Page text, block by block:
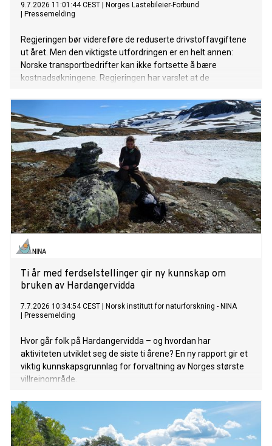
9.7.2026 11:01:44 CEST
Norges Lastebileier-Forbund
Pressemelding
Regjeringen bør videreføre de reduserte drivstoffavgiftene
ut året. Men den viktigste utfordringen er en helt annen:
Norske transportbedrifter kan ikke fortsette å bære
kostnadsøkningene. Regjeringen har varslet at de
1. september. NLF mener det er feil tidspunkt. I Sverige har
de avgiftsreduksjoner fram til desember. Det gjør
konkurransesituasjonen dobbelt ille dersom avgiftene økes
1. september i Norge. Avgiftslettelsen har gitt
transportbedriftene et nødvendig pusterom i en periode
med høye kostnader og stor usikkerhet. Å øke avgiftene i ett
hopp samtidig som nabolandet senker dem, vil svekke
økonomien i en næring som allerede opererer med svært
små marginer. Men selv om avgiftsnivået er viktig, er det
ikke her den største utfordringen ligger.
Ti år med ferdselstellinger gir ny kunnskap om
bruken av Hardangervidda
7.7.2026 10:34:54 CEST
Norsk institutt for naturforskning - NINA
Pressemelding
Hvor går folk på Hardangervidda – og hvordan har
aktiviteten utviklet seg de siste ti årene? En ny rapport gir et
viktig kunnskapsgrunnlag for forvaltning av Norges største
villreinområde.